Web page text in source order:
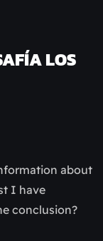
LOS
about
I have
conclusion?